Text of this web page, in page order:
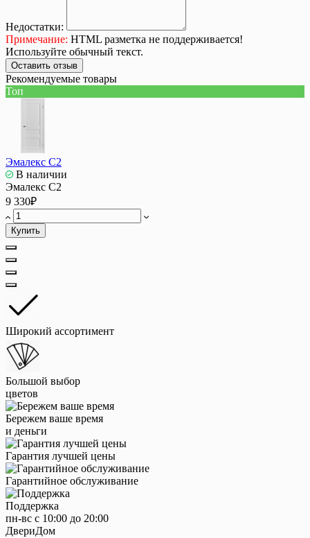
Недостатки:
Примечание: HTML разметка не поддерживается!
Используйте обычный текст.
Оставить отзыв
Рекомендуемые товары
Топ
Эмалекс C2
В наличии
Эмалекс C2
9 330₽
Купить
Широкий ассортимент
Большой выбор
цветов
Бережем ваше время
и деньги
Гарантия лучшей цены
Гарантийное обслуживание
Поддержка
пн-вс с 10:00 до 20:00
ДвериДом